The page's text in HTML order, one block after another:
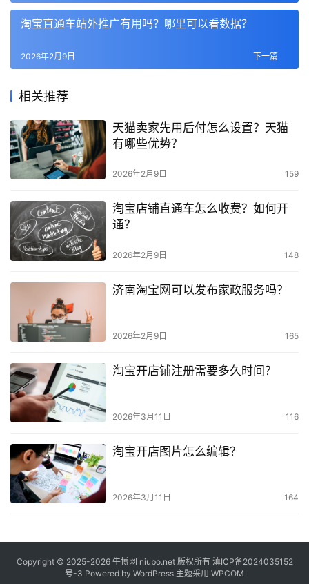
淘宝直通车站外推广有用吗？哪里可以看数据？
下一篇
2026年2月9日
相关推荐
天猫卖家先用后付怎么设置？天猫
有哪些优势？
2026年2月9日 159
淘宝店铺直通车怎么收费？如何开
通？
2026年2月9日 148
济南淘宝网可以发布家政服务吗？
2026年2月9日 165
淘宝开店铺注册需要多久时间？
2026年3月11日 116
淘宝开店图片怎么编辑？
2026年3月11日 164
Copyright © 2025-2026 牛博网 niubo.net 版权所有 滇ICP备2024035152
号-3 Powered by WordPress 主题采用 WPCOM